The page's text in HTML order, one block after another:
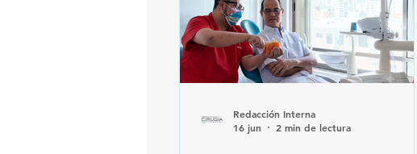
Redacción Interna
16 jun
2 min de lectura